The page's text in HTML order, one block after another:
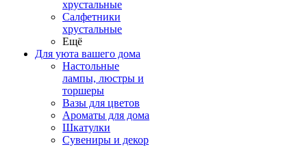
хрустальные
Салфетники
хрустальные
Ещё
Для уюта вашего дома
Настольные
лампы, люстры и
торшеры
Вазы для цветов
Ароматы для дома
Шкатулки
Сувениры и декор